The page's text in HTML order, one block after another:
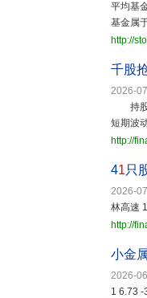
平均基
基金属
http://
千股
2026-
持股
短期波
http://
41只
2026-
林高速
http://
小金
2026-
1 6.73